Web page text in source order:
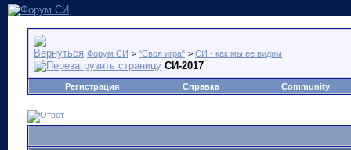
Форум СИ > "Своя игра" > СИ - как мы ее видим
СИ-2017
Регистрация Справка Community